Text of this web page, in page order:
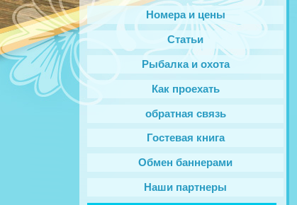
Номера и цены
Статьи
Рыбалка и охота
Как проехать
обратная связь
Гостевая книга
Обмен баннерами
Наши партнеры